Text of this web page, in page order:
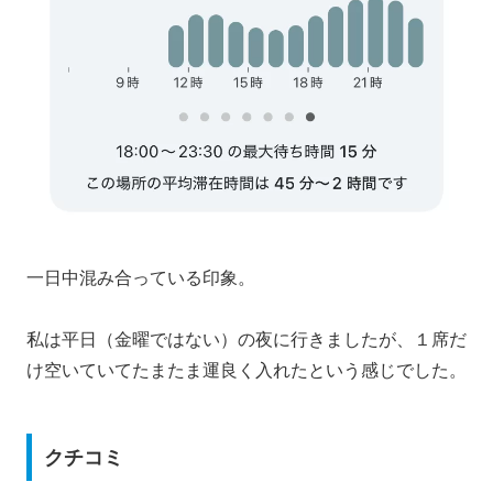
一日中混み合っている印象。
私は平日（金曜ではない）の夜に行きましたが、１席だ
け空いていてたまたま運良く入れたという感じでした。
クチコミ